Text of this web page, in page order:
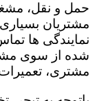
حمل و نقل،
مشتریان
نمایندگی ها
شده از سوی
مشتری، تعمیرات